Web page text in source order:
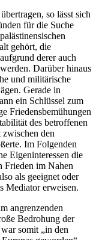
so lässt sich
für die Suche
gehört, die
derer auch
Darüber hinaus
und militärische
Gerade in
ein Schlüssel zum
Friedensbemühungen
des betroffenen
den
Im Folgenden
Eigeninteressen die
Frieden im Nahen
als geeignet oder
Mediator erweisen.
angrenzenden
Bedrohung der
somit „in den